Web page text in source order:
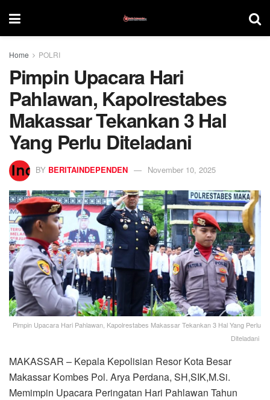
Home POLRI
Pimpin Upacara Hari
Pahlawan, Kapolrestabes
Makassar Tekankan 3 Hal
Yang Perlu Diteladani
BY BERITAINDEPENDEN November 10, 2025
Pimpin Upacara Hari Pahlawan, Kapolrestabes Makassar Tekankan 3 Hal Yang Perlu
Diteladani
MAKASSAR – Kepala Kepolisian Resor Kota Besar
Makassar Kombes Pol. Arya Perdana, SH,SIK,M.Si.
Memimpin Upacara Peringatan Hari Pahlawan Tahun